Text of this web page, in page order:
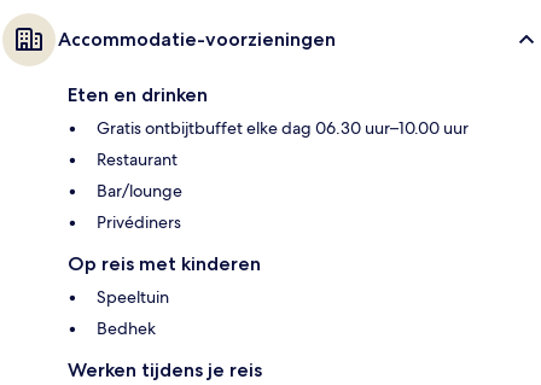
Accommodatie-voorzieningen
Eten en drinken
Gratis ontbijtbuffet elke dag 06.30 uur–10.00 uur
Restaurant
Bar/lounge
Privédiners
Op reis met kinderen
Speeltuin
Bedhek
Werken tijdens je reis